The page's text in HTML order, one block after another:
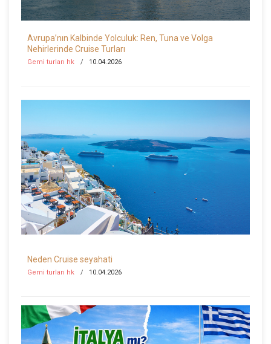
Avrupa’nın Kalbinde Yolculuk: Ren, Tuna ve Volga
Nehirlerinde Cruise Turları
Gemi turları hk 10.04.2026
Neden Cruise seyahati
Gemi turları hk 10.04.2026